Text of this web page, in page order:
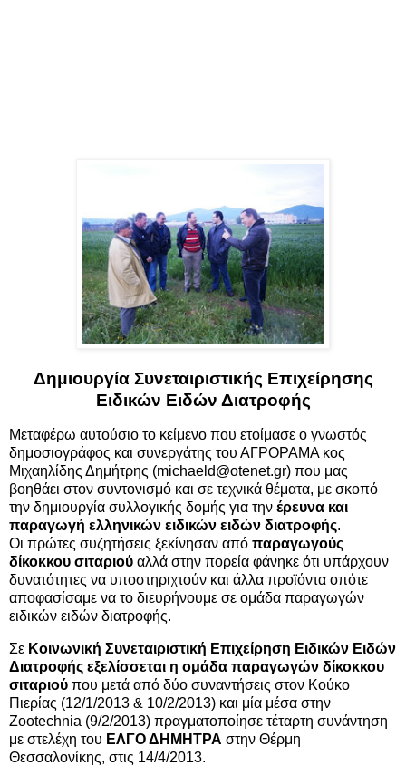
Δημιουργία Συνεταιριστικής Επιχείρησης
Ειδικών Ειδών Διατροφής
Μεταφέρω αυτούσιο το κείμενο που ετοίμασε ο γνωστός
δημοσιογράφος και συνεργάτης του ΑΓΡΟΡΑΜΑ κος
Μιχαηλίδης Δημήτρης (michaeld@otenet.gr) που μας
βοηθάει στον συντονισμό και σε τεχνικά θέματα, με σκοπό
την δημιουργία συλλογικής δομής για την έρευνα και
παραγωγή ελληνικών ειδικών ειδών διατροφής.
Οι πρώτες συζητήσεις ξεκίνησαν από παραγωγούς
δίκοκκου σιταριού αλλά στην πορεία φάνηκε ότι υπάρχουν
δυνατότητες να υποστηριχτούν και άλλα προϊόντα οπότε
αποφασίσαμε να το διευρήνουμε σε ομάδα παραγωγών
ειδικών ειδών διατροφής.
Σε Κοινωνική Συνεταιριστική Επιχείρηση Ειδικών Ειδών
Διατροφής εξελίσσεται η ομάδα παραγωγών δίκοκκου
σιταριού που μετά από δύο συναντήσεις στον Κούκο
Πιερίας (12/1/2013 & 10/2/2013) και μία μέσα στην
Zootechnia (9/2/2013) πραγματοποίησε τέταρτη συνάντηση
με στελέχη του ΕΛΓΟ ΔΗΜΗΤΡΑ στην Θέρμη
Θεσσαλονίκης, στις 14/4/2013.